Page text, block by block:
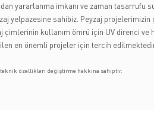
yararlanma imkanı ve zaman tasarrufu
yelpazesine sahibiz. Peyzaj
kullanım ömrü için UV direnci ve
en önemli projeler için tercih
teknik özellikleri değiştirme hakkına sahiptir.